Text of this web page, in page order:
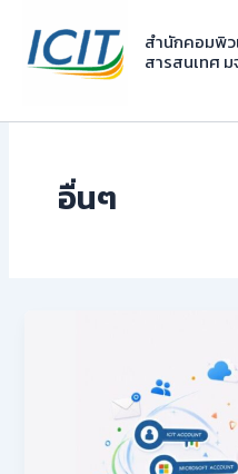
content
สำนักคอมพิว
สารสนเทศ
อื่นๆ